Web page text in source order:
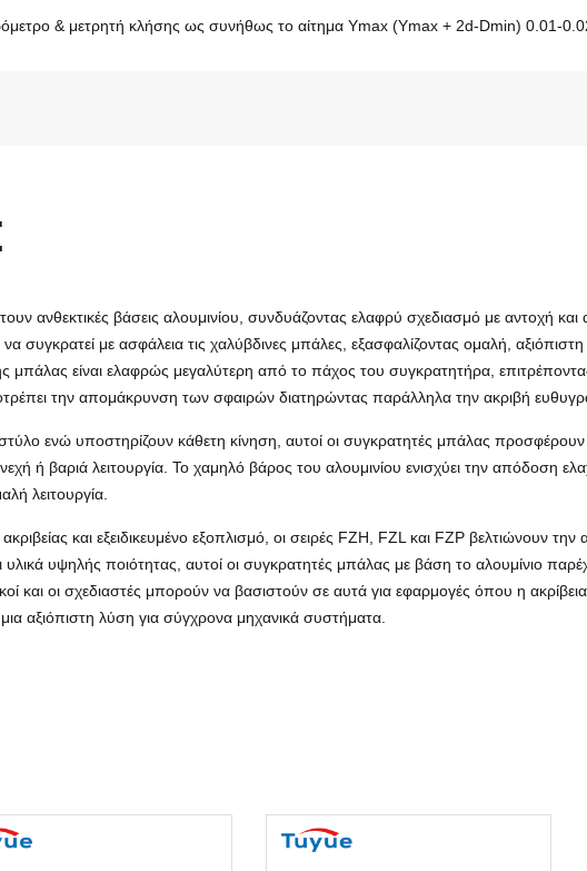
& μετρητή κλήσης ως συνήθως το αίτημα Ymax (Ymax + 2d-Dmin) 0.01-
ανθεκτικές βάσεις αλουμινίου, συνδυάζοντας ελαφρύ σχεδιασμό με αντοχή
να συγκρατεί με ασφάλεια τις χαλύβδινες μπάλες, εξασφαλίζοντας ομαλή,
μπάλας είναι ελαφρώς μεγαλύτερη από το πάχος του συγκρατητήρα,
την απομάκρυνση των σφαιρών διατηρώντας παράλληλα την ακριβή
ενώ υποστηρίζουν κάθετη κίνηση, αυτοί οι συγκρατητές μπάλας προσφέρουν
ή βαριά λειτουργία. Το χαμηλό βάρος του αλουμινίου ενισχύει την απόδοση
λειτουργία.
και εξειδικευμένο εξοπλισμό, οι σειρές FZH, FZL και FZP βελτιώνουν την
υλικά υψηλής ποιότητας, αυτοί οι συγκρατητές μπάλας με βάση το αλουμίνιο
και οι σχεδιαστές μπορούν να βασιστούν σε αυτά για εφαρμογές όπου η
αξιόπιστη λύση για σύγχρονα μηχανικά συστήματα.